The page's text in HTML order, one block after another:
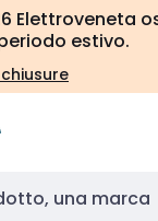
Elettroveneta
estivo.